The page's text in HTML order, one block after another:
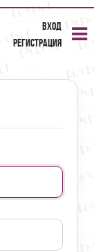
Вход
Регистрация